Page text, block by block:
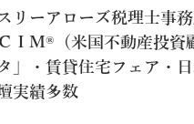
リーアローズ税理士事
ＩＭ®（米国不動産投資
」・賃貸住宅フェア・
実績多数